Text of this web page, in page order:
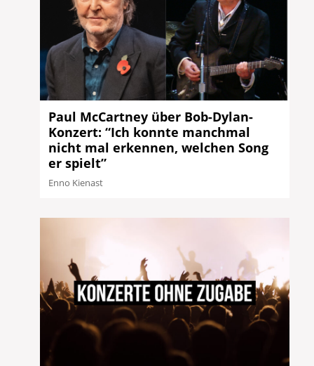
Paul McCartney über Bob-Dylan-
Konzert: “Ich konnte manchmal
nicht mal erkennen, welchen Song
er spielt”
Enno Kienast